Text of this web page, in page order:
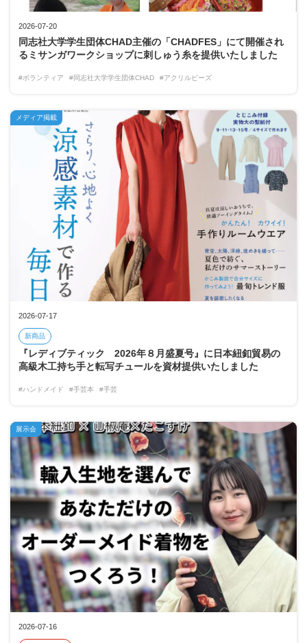
2026-07-20
同志社大学学生団体CHAD主催の「CHADFES」にて開催され
るミサンガワークショップに刺しゅう糸を提供いたしました
#ボランティア #同志社大学学生団体CHAD #アクリルビーズ
2026-07-17
新商品
『レディブティック 2026年８月盛夏号』に日本紐釦貿易の
高級木工持ち手と転写チュールを資材提供いたしました
#ハンドメイド #手芸本 #手芸
メディア掲載
2026-07-16
展示会